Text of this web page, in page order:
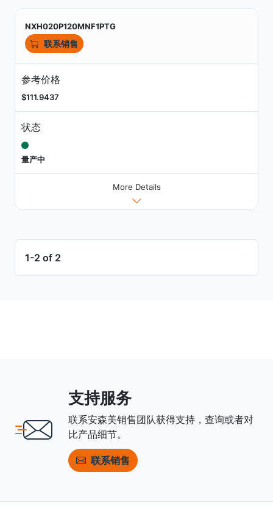
NXH020P120MNF1PTG
联系销售
参考价格
$111.9437
状态
量产中
More Details
1-2 of 2
支持服务
联系安森美销售团队获得支持，查询或者对
比产品细节。
联系销售